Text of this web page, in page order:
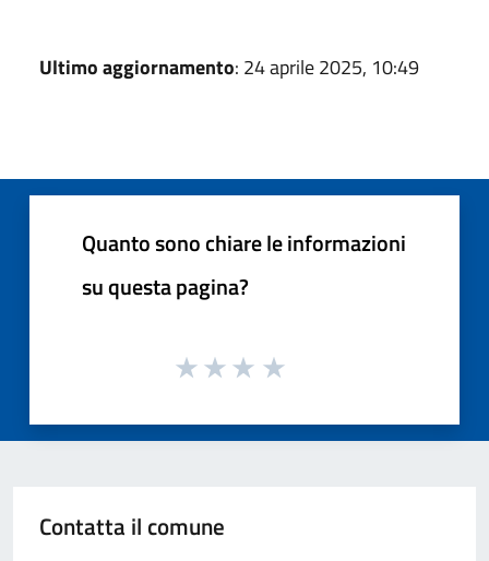
Ultimo aggiornamento: 24 aprile 2025, 10:49
Quanto sono chiare le informazioni
su questa pagina?
Contatta il comune